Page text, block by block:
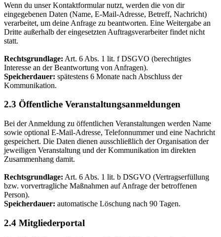
Wenn du unser Kontaktformular nutzt, werden die von dir
eingegebenen Daten (Name, E-Mail-Adresse, Betreff, Nachricht)
verarbeitet, um deine Anfrage zu beantworten. Eine Weitergabe an
Dritte außerhalb der eingesetzten Auftragsverarbeiter findet nicht
statt.
Rechtsgrundlage: Art. 6 Abs. 1 lit. f DSGVO (berechtigtes
Interesse an der Beantwortung von Anfragen).
Speicherdauer: spätestens 6 Monate nach Abschluss der
Kommunikation.
2.3 Öffentliche Veranstaltungsanmeldungen
Bei der Anmeldung zu öffentlichen Veranstaltungen werden Name
sowie optional E-Mail-Adresse, Telefonnummer und eine Nachricht
gespeichert. Die Daten dienen ausschließlich der Organisation der
jeweiligen Veranstaltung und der Kommunikation im direkten
Zusammenhang damit.
Rechtsgrundlage: Art. 6 Abs. 1 lit. b DSGVO (Vertragserfüllung
bzw. vorvertragliche Maßnahmen auf Anfrage der betroffenen
Person).
Speicherdauer: automatische Löschung nach 90 Tagen.
2.4 Mitgliederportal